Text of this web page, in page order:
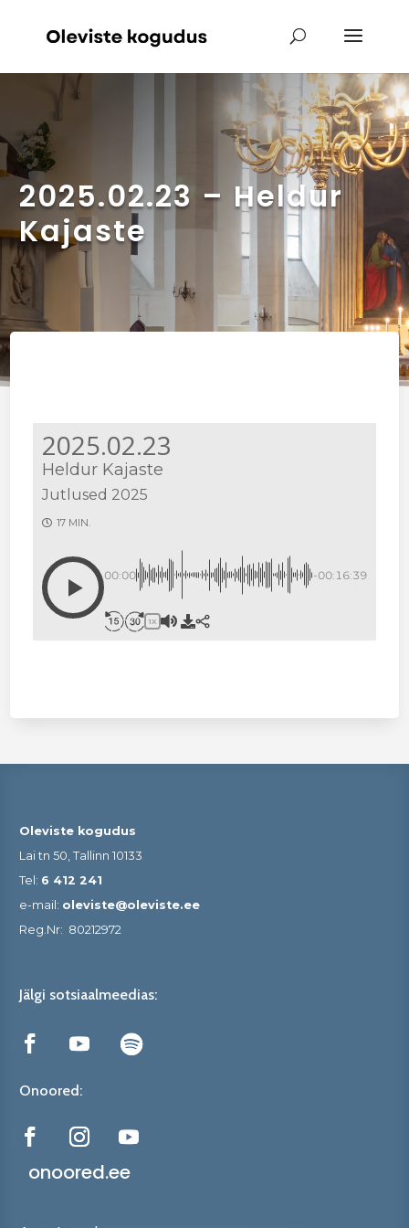
2025.02.23 – Heldur
Kajaste
2025.02.23
Heldur Kajaste
Jutlused 2025
17 MIN.
00:00 -00:16:39
1X
Oleviste kogudus
Lai tn 50, Tallinn 10133
Tel: 6 412 241
e-mail: oleviste@oleviste.ee
Reg.Nr: 80212972
Jälgi sotsiaalmeedias:
Onoored:
onoored.ee